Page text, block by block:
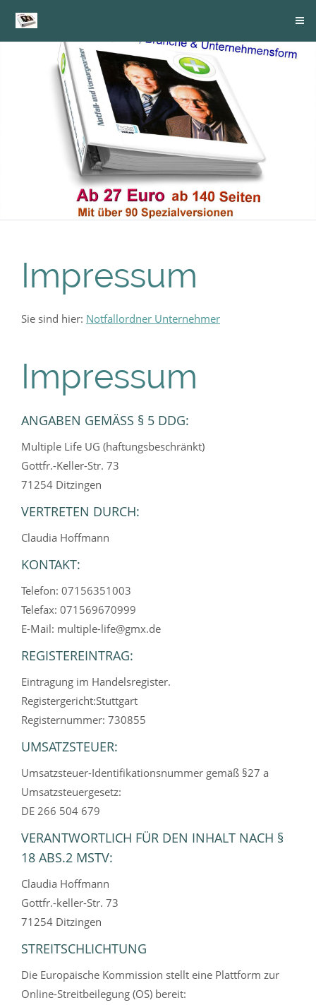
Impressum
Sie sind hier: Notfallordner Unternehmer
Impressum
ANGABEN GEMÄSS § 5 DDG:
Multiple Life UG (haftungsbeschränkt)
Gottfr.-Keller-Str. 73
71254 Ditzingen
VERTRETEN DURCH:
Claudia Hoffmann
KONTAKT:
Telefon: 07156351003
Telefax: 071569670999
E-Mail: multiple-life@gmx.de
REGISTEREINTRAG:
Eintragung im Handelsregister.
Registergericht:Stuttgart
Registernummer: 730855
UMSATZSTEUER:
Umsatzsteuer-Identifikationsnummer gemäß §27 a
Umsatzsteuergesetz:
DE 266 504 679
VERANTWORTLICH FÜR DEN INHALT NACH §
18 ABS.2 MSTV:
Claudia Hoffmann
Gottfr.-keller-Str. 73
71254 Ditzingen
STREITSCHLICHTUNG
Die Europäische Kommission stellt eine Plattform zur
Online-Streitbeilegung (OS) bereit: